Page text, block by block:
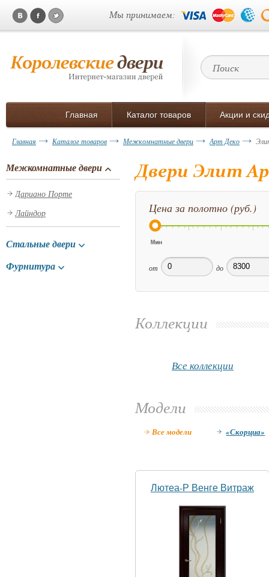
Мы принимаем:
Главная Каталог товаров Акции и
Главная Каталог товаров Межкомнатные двери Арт Деко
Межкомнатные двери
Дариано Порте
Лайндор
Стальные двери
Фурнитура
Двери Элит
Цена за полотно (руб.)
от до
Коллекции
Все коллекции
Модели
Все модели «Скорциа»
Лютеа-Р Венге Витраж